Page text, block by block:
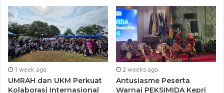
“Alhamdulillah sudah terwujud saat ini. Kami
berterimakasih kepada Pak Ansar Ahmad saat menjabat
Anggota Komisi V DPR RI, yang telah memperjuangkan
pembangunan Rusun ini, hingga dapat terealisasi.” Ungkap
Alumni Stisipol Raja Haji ini, dilansir dari laman Prokompim
Setdako Tanjungpinang.
1 week ago
UMRAH dan UKM Perkuat
Kolaborasi Internasional
2 weeks ago
Antusiasme Peserta
Warnai PEKSIMIDA Kepri